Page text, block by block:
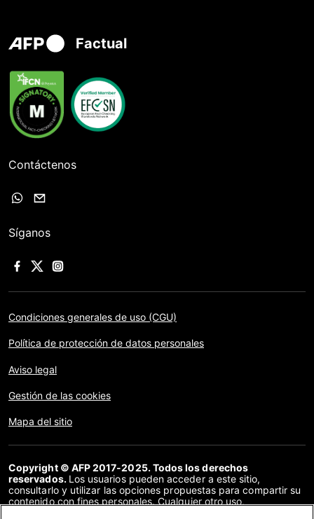
Factual
Contáctenos
Síganos
Condiciones generales de uso (CGU)
Política de protección de datos personales
Aviso legal
Gestión de las cookies
Mapa del sitio
Copyright © AFP 2017-2025. Todos los derechos
reservados. Los usuarios pueden acceder a este sitio,
consultarlo y utilizar las opciones propuestas para compartir su
contenido con fines personales. Cualquier otro uso,